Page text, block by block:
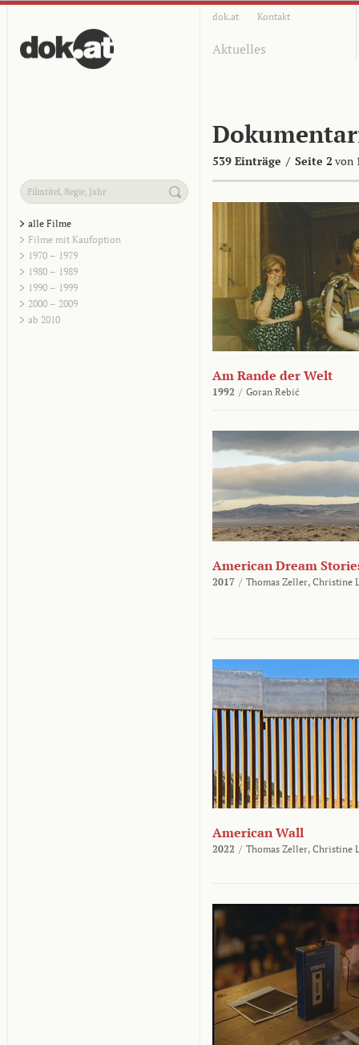
dok.at Kontakt
Aktuelles
539 Einträge / Seite 2 von
alle Filme
Filme mit Kaufoption
1970 – 1979
1980 – 1989
1990 – 1999
2000 – 2009
ab 2010
Am Rande der Welt
1992 / Goran Rebić
American Dream
2017 / Thomas Zeller, Christine
American Wall
2022 / Thomas Zeller, Christine